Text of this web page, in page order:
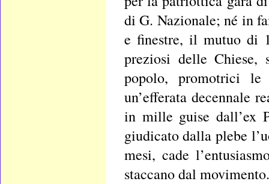
di G. Nazionale; né in
e finestre, il mutuo di
preziosi delle
popolo, promotrici
un’efferata decennale
in mille guise dall’ex
giudicato dalla plebe
mesi, cade
staccano dal movimento.